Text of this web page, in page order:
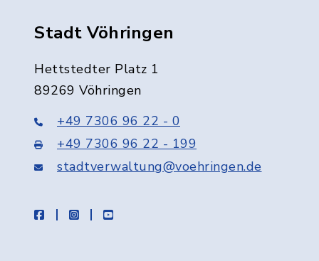
Stadt Vöhringen
Hettstedter Platz 1
89269 Vöhringen
+49 7306 96 22 - 0
+49 7306 96 22 - 199
stadtverwaltung@voehringen.de
facebookinstagramyoutube